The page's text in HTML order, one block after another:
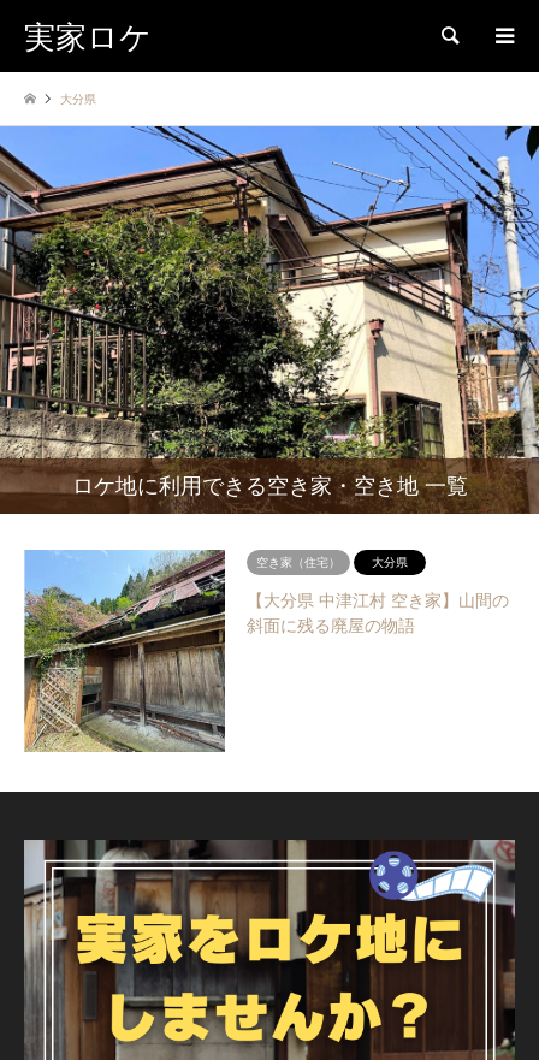
実家ロケ 検索
大分県
ロケ地に利用できる空き家・空き地 一覧
空き家（住宅） 大分県
【大分県 中津江村 空き家】山間の
斜面に残る廃屋の物語